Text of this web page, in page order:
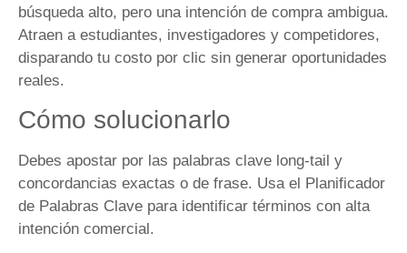
búsqueda alto, pero una intención de compra ambigua.
Atraen a estudiantes, investigadores y competidores,
disparando tu costo por clic sin generar oportunidades
reales.
Cómo solucionarlo
Debes apostar por las palabras clave long-tail y
concordancias exactas o de frase. Usa el Planificador
de Palabras Clave para identificar términos con alta
intención comercial.